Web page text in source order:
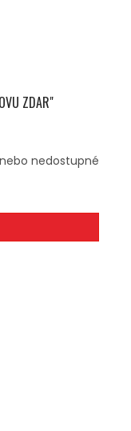
ZDAR"
nedostupné